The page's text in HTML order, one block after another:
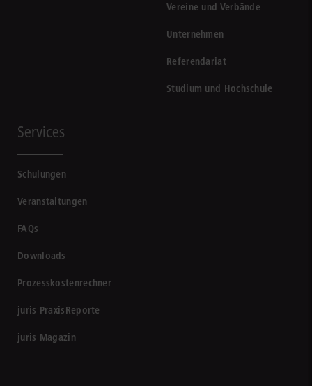
Vereine und Verbände
Unternehmen
Referendariat
Studium und Hochschule
Services
Schulungen
Veranstaltungen
FAQs
Downloads
Prozesskostenrechner
juris PraxisReporte
juris Magazin